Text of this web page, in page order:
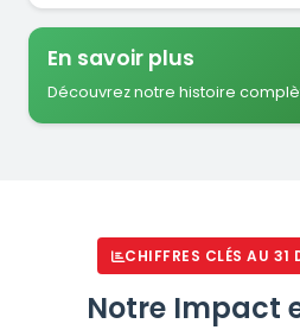
En savoir plus
Découvrez notre histoire
CHIFFRES CLÉS AU 31
Notre Impact